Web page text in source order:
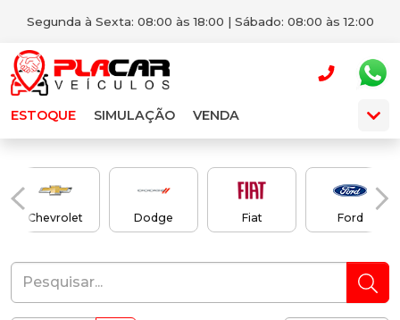
Segunda à Sexta: 08:00 às 18:00 | Sábado: 08:00 às 12:00
ESTOQUE SIMULAÇÃO VENDA
Chevrolet Dodge Fiat Ford